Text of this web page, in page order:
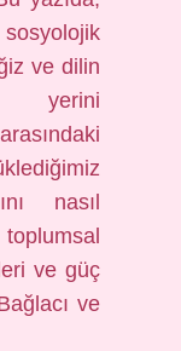
ve dilin
yerini
nasıl
ve güç
ve